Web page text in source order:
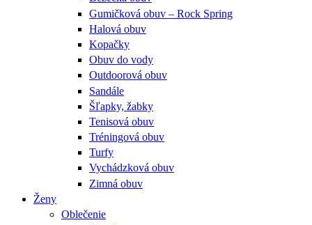
Gumičková obuv – Rock Spring
Halová obuv
Kopačky
Obuv do vody
Outdoorová obuv
Sandále
Šľapky, žabky
Tenisová obuv
Tréningová obuv
Turfy
Vychádzková obuv
Zimná obuv
Ženy
Oblečenie